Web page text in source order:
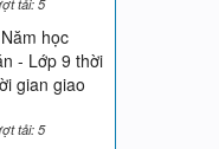
học
- Lớp 9 thời
gian giao
tải: 5